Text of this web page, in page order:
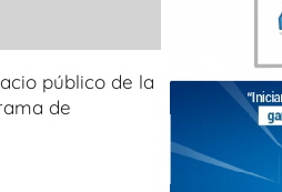
público de la
de